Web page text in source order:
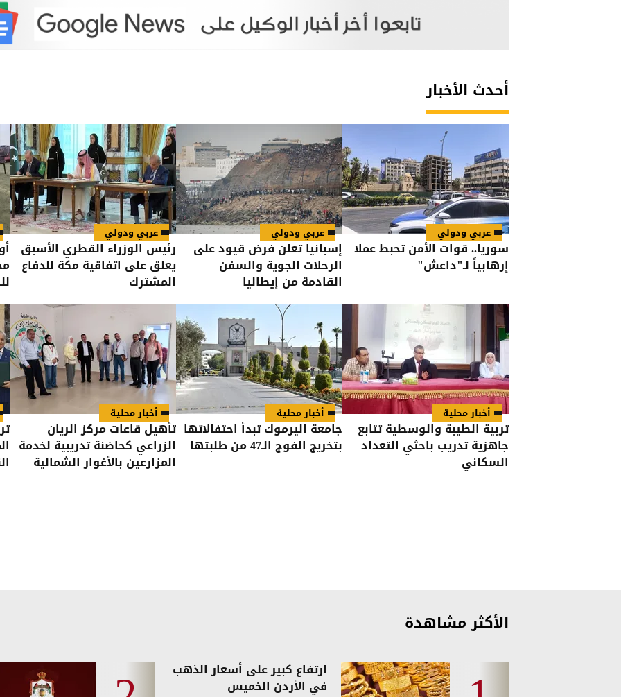
أحدث الأخبار
عربي ودولي
سوريا.. قوات الأمن تحبط عملا
إرهابياً لـ"داعش"
عربي ودولي
إسبانيا تعلن فرض قيود على
الرحلات الجوية والسفن
القادمة من إيطاليا
عربي ودولي
رئيس الوزراء القطري الأسبق
يعلق على اتفاقية مكة للدفاع
المشترك
أخبار محلية
تربية الطيبة والوسطية تتابع
جاهزية تدريب باحثي التعداد
السكاني
أخبار محلية
جامعة اليرموك تبدأ احتفالاتها
بتخريج الفوج الـ47 من طلبتها
أخبار محلية
تأهيل قاعات مركز الريان
الزراعي كحاضنة تدريبية لخدمة
المزارعين بالأغوار الشمالية
الأكثر مشاهدة
ارتفاع كبير على أسعار الذهب
في الأردن الخميس